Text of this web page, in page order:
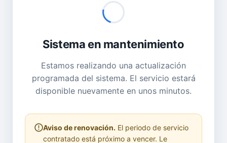
Sistema en mantenimiento
Estamos realizando una actualización
programada del sistema. El servicio estará
disponible nuevamente en unos minutos.
Aviso de renovación. El periodo de servicio
contratado está próximo a vencer. Le